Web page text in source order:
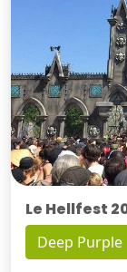
Le Hellfest
Deep Purple